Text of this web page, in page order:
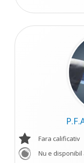
Fara calificativ
Nu e disponibil